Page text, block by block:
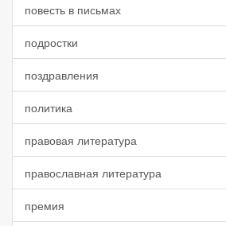
повесть в письмах
подростки
поздравления
политика
правовая литература
православная литература
премия